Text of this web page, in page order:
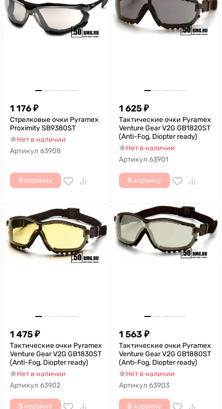
1 176₽
Стрелковые очки Pyramex
Proximity SB9380ST
Нет в наличии
Артикул 63908
В корзину
1 625₽
Тактические очки Pyramex
Venture Gear V2G GB1820ST
(Anti-Fog, Diopter ready)
Нет в наличии
Артикул 63901
В корзину
1 475₽
Тактические очки Pyramex
Venture Gear V2G GB1830ST
(Anti-Fog, Diopter ready)
Нет в наличии
Артикул 63902
В корзину
1 563 ₽
Тактические очки Pyramex
Venture Gear V2G GB1880ST
(Anti-Fog, Diopter ready)
Нет в наличии
Артикул 63903
В корзину